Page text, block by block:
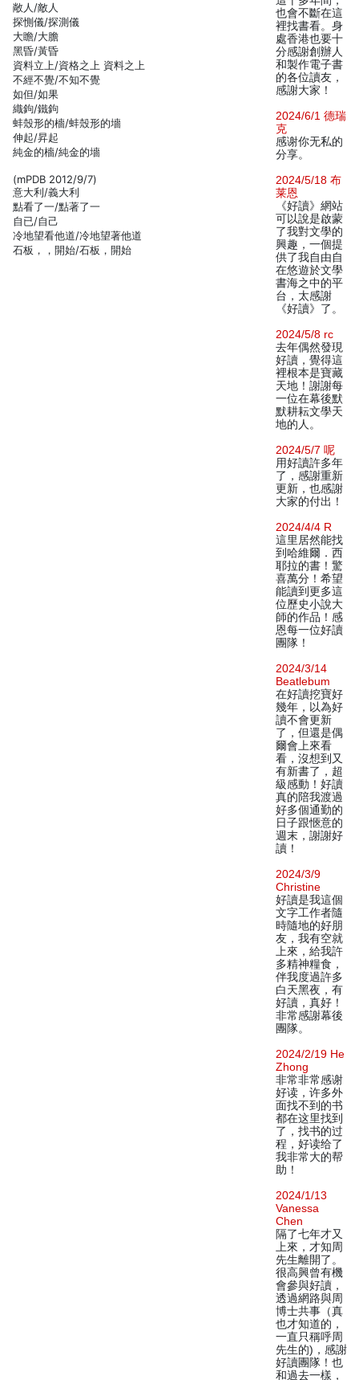
敞人/敵人
探惻儀/探測儀
大瞻/大膽
黑昏/黃昏
資料立上/資格之上 資料之上
不經不覺/不知不覺
如但/如果
織鉤/鐵鉤
蚌殼形的檣/蚌殼形的墻
伸起/昇起
純金的檣/純金的墻
(mPDB 2012/9/7)
意大利/義大利
點看了一/點著了一
自已/自己
冷地望看他道/冷地望著他道
石板，，開始/石板，開始
也會不斷在這
裡找書看。身
處香港也要十
分感謝創辦人
和製作電子書
的各位讀友，
感謝大家！
2024/6/1 德瑞
克
感谢你无私的
分享。
2024/5/18 布
莱恩
《好讀》網站
可以說是啟蒙
了我對文學的
興趣，一個提
供了我自由自
在悠遊於文學
書海之中的平
台，太感謝
《好讀》了。
2024/5/8 rc
去年偶然發現
好讀，覺得這
裡根本是寶藏
天地！謝謝每
一位在幕後默
默耕耘文學天
地的人。
2024/5/7 呢
用好讀許多年
了，感謝重新
更新，也感謝
大家的付出！
2024/4/4 R
這里居然能找
到哈維爾．西
耶拉的書！驚
喜萬分！希望
能讀到更多這
位歷史小說大
師的作品！感
恩每一位好讀
團隊！
2024/3/14
Beatlebum
在好讀挖寶好
幾年，以為好
讀不會更新
了，但還是偶
爾會上來看
看，沒想到又
有新書了，超
級感動！好讀
真的陪我渡過
好多個通勤的
日子跟愜意的
週末，謝謝好
讀！
2024/3/9
Christine
好讀是我這個
文字工作者隨
時隨地的好朋
友，我有空就
上來，給我許
多精神糧食，
伴我度過許多
白天黑夜，有
好讀，真好！
非常感謝幕後
團隊。
2024/2/19 He
Zhong
非常非常感谢
好读，许多外
面找不到的书
都在这里找到
了，找书的过
程，好读给了
我非常大的帮
助！
2024/1/13
Vanessa
Chen
隔了七年才又
上來，才知周
先生離開了。
很高興曾有機
會參與好讀，
透過網路與周
博士共事（真
也才知道的，
一直只稱呼周
先生的)，感謝
好讀團隊！也
和過去一樣，